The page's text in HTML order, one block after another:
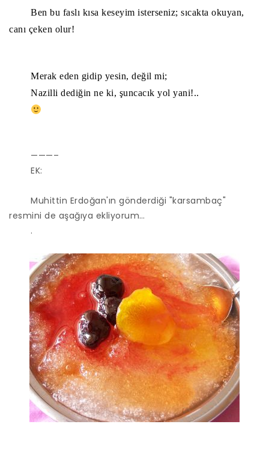
Ben bu faslı kısa keseyim isterseniz; sıcakta okuyan,
canı çeken olur!
Merak eden gidip yesin, değil mi;
Nazilli dediğin ne ki, şuncacık yol yani!..
———–
EK:
Muhittin Erdoğan'ın gönderdiği "karsambaç"
resmini de aşağıya ekliyorum…
.